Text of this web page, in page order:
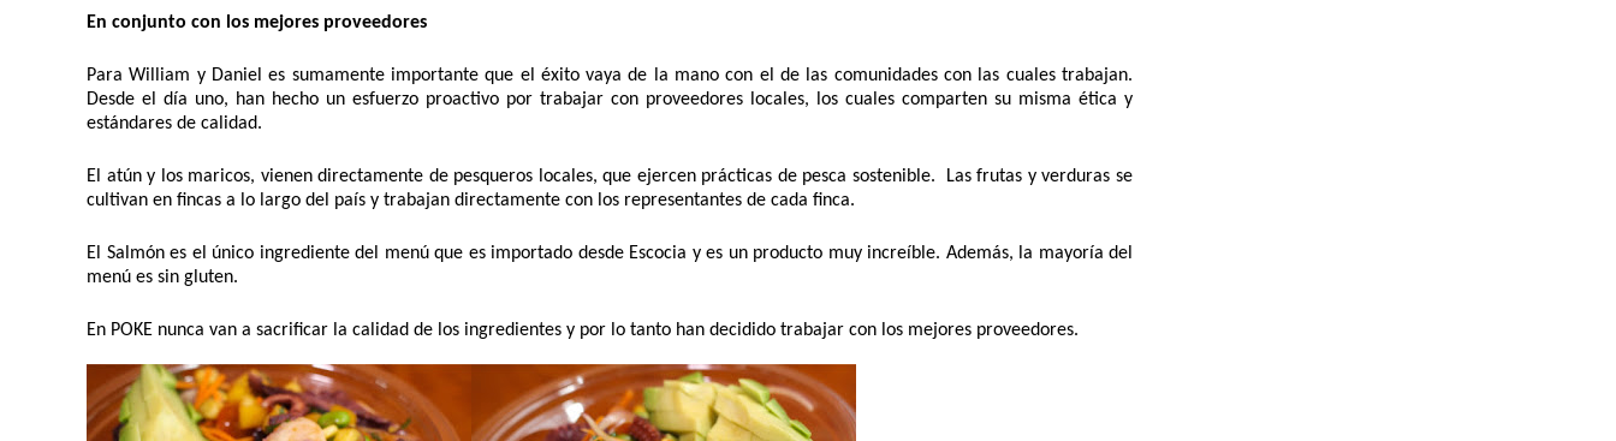
En conjunto con los mejores proveedores
Para William y Daniel es sumamente importante que el éxito vaya de la mano con el de las comunidades con las cuales trabajan.
Desde el día uno, han hecho un esfuerzo proactivo por trabajar con proveedores locales, los cuales comparten su misma ética y
estándares de calidad.
El atún y los maricos, vienen directamente de pesqueros locales, que ejercen prácticas de pesca sostenible.  Las frutas y verduras se
cultivan en fincas a lo largo del país y trabajan directamente con los representantes de cada finca.
El Salmón es el único ingrediente del menú que es importado desde Escocia y es un producto muy increíble. Además, la mayoría del
menú es sin gluten.
En POKE nunca van a sacrificar la calidad de los ingredientes y por lo tanto han decidido trabajar con los mejores proveedores.